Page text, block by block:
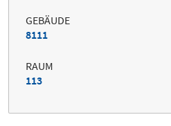
GEBÄUDE
8111
RAUM
113